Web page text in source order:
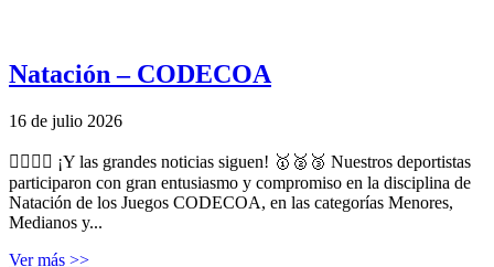
Natación – CODECOA
16 de julio 2026
🏊‍♀️🏊‍♂️ ¡Y las grandes noticias siguen! 🥇🥈🥉 Nuestros deportistas
participaron con gran entusiasmo y compromiso en la disciplina de
Natación de los Juegos CODECOA, en las categorías Menores,
Medianos y...
Ver más >>